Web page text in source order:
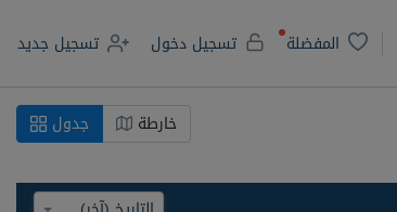
المفضلة تسجيل دخول تسجيل جديد
خارطة جدول